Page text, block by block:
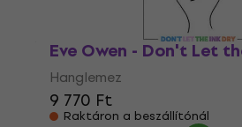
Eve Owen - Don't Let
Hanglemez
9 770 Ft
Raktáron a beszállítónál